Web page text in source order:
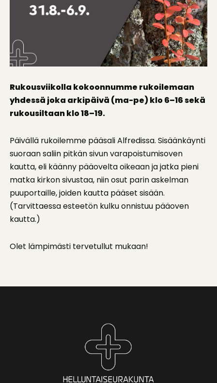
Rukousviikolla kokoonnumme rukoilemaan
yhdessä joka arkipäivä (ma-pe) klo 6–16 sekä
rukousiltaan klo 18–19.
Päivällä rukoilemme pääsali Alfredissa. Sisäänkäynti
suoraan saliin pitkän sivun varapoistumisoven
kautta, eli käänny pääovelta oikeaan ja jatka pieni
matka kirkon sivustaa, niin osut parin askelman
puuportaille, joiden kautta pääset sisään.
(Tarvittaessa esteetön kulku onnistuu pääoven
kautta.)
Olet lämpimästi tervetullut mukaan!